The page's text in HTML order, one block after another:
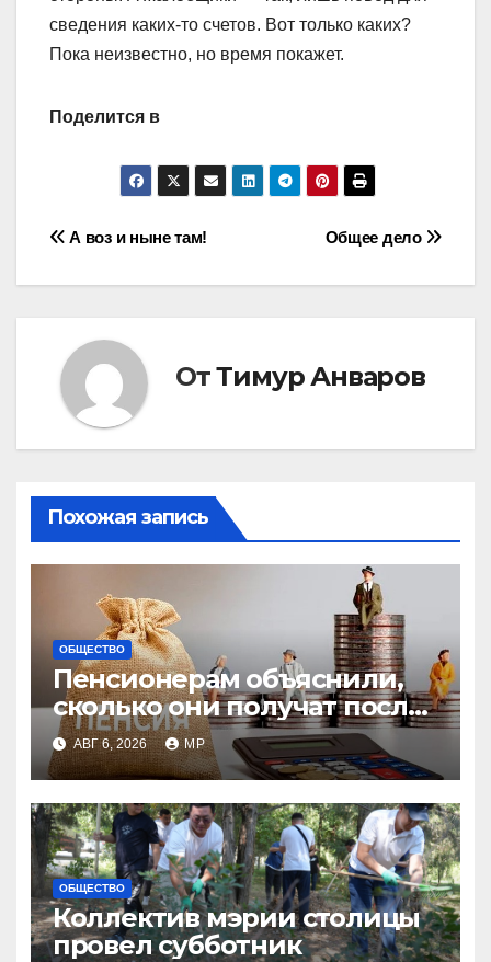
сведения каких-то счетов. Вот только каких?
Пока неизвестно, но время покажет.
Поделится в
Навигация
по
записям
Общее дело
А воз и ныне там!
ОтТимур Анваров
Похожая запись
ОБЩЕСТВО
Пенсионерам объяснили,
сколько они получат после
индексации
АВГ 6, 2026 MP
ОБЩЕСТВО
Коллектив мэрии столицы
провел субботник